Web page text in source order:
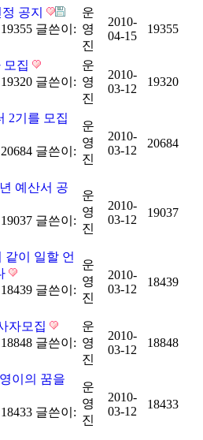
공지
글쓴이:
운
영
진
2010-
04-15
19355
모집
글쓴이:
운
영
진
2010-
03-12
19320
2기를 모집
글쓴이:
운
영
진
2010-
03-12
20684
예산서 공
글쓴이:
운
영
진
2010-
03-12
19037
같이 일할 언
글쓴이:
운
영
진
2010-
03-12
18439
자모집
글쓴이:
운
영
진
2010-
03-12
18848
이의 꿈을
글쓴이:
운
영
진
2010-
03-12
18433